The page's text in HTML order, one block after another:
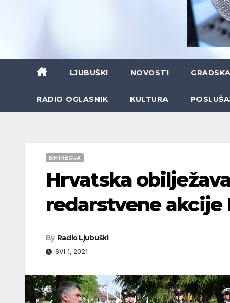
LJUBUŠKI NOVOSTI
RADIO OGLASNIK KULTURA
BIH I REGIJA
Hrvatska
redarstvene akcije
By Radio Ljubuški
SVI 1, 2021